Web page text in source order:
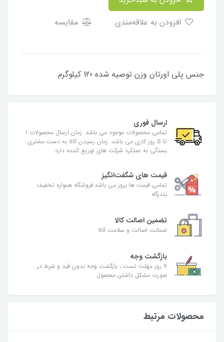
مقایسه
جنس پلی اورتان وزن توصیه شده 120 کیلوگرم
ارسال فوری
تمامی محصولات موجود می باشد. زمان ارسال محصولات 1
تا 5 روز کاری می باشد. زمان رسیدن کالا به دست مشتری
بستگی به عملکرد شرکت های توزیع کننده دارد.
قیمت های شگفت‌انگیز
تمامی قیمت ها بروز می باشد.فروشگاه همواره تخفیف
بندرگاه
تضمین اصالت کالا
ضمانت اصالت و سلامت کالا
بازگشت وجه
7 روز مهلت تست ، بازگشت وجه بدون قید و شرط در
صورت مشکل داشتن محصول
محصولات مرتبط